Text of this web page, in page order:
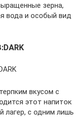
зерна,
вода и особый вид
вкусом с
этот напиток
лагер, с одним лишь